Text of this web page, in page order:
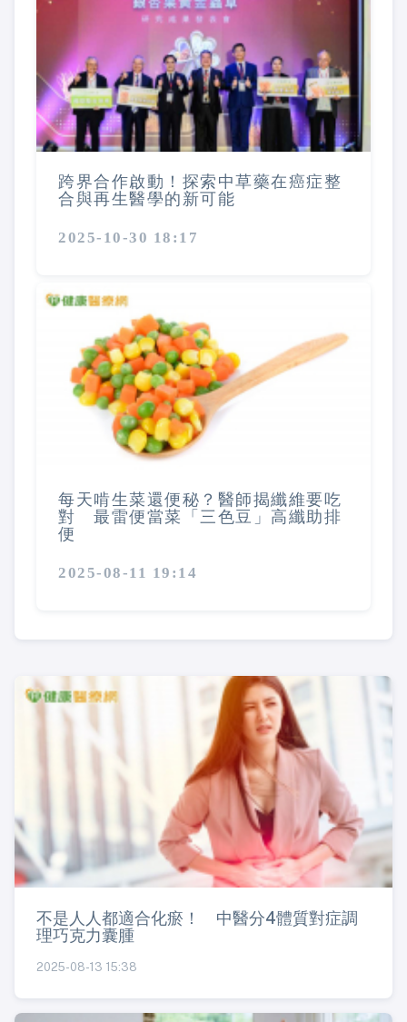
跨界合作啟動！探索中草藥在癌症整
合與再生醫學的新可能
2025-10-30 18:17
每天啃生菜還便秘？醫師揭纖維要吃
對 最雷便當菜「三色豆」高纖助排
便
2025-08-11 19:14
不是人人都適合化瘀！ 中醫分4體質對症調
理巧克力囊腫
2025-08-13 15:38